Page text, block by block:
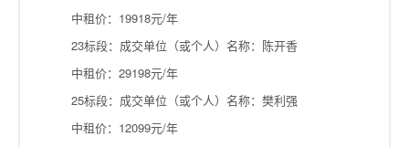
中租价：19918元/年
23标段：成交单位（或个人）名称：陈开香
中租价：29198元/年
25标段：成交单位（或个人）名称：樊利强
中租价：12099元/年